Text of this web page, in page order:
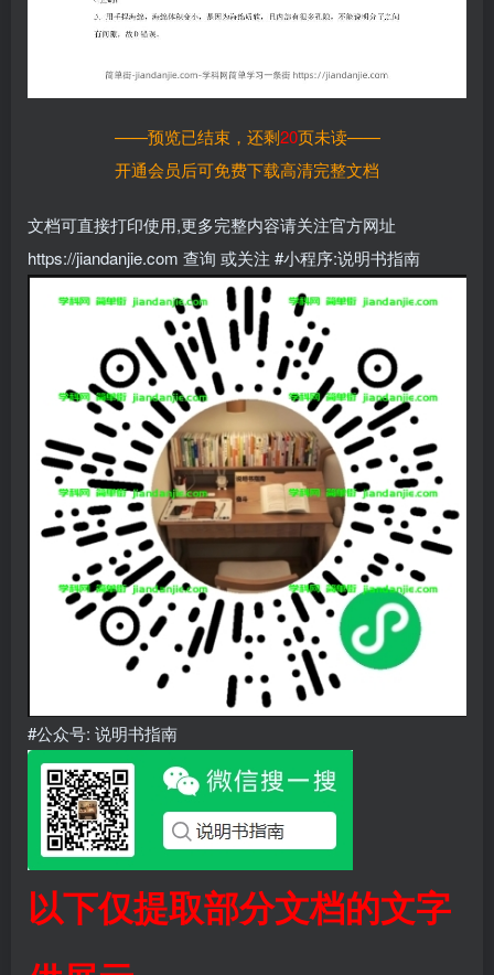
——预览已结束，还剩20页未读——
开通会员后可免费下载高清完整文档
文档可直接打印使用,更多完整内容请关注官方网址
https://jiandanjie.com 查询 或关注 #小程序:说明书指南
#公众号: 说明书指南
以下仅提取部分文档的文字